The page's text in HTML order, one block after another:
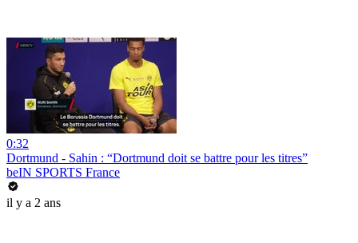
0:32
Dortmund - Sahin : “Dortmund doit se battre pour les titres”
beIN SPORTS France
il y a 2 ans